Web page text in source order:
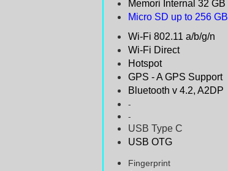
Memori Internal 32 GB
Micro SD up to 256 GB
Wi-Fi 802.11 a/b/g/n
Wi-Fi Direct
Hotspot
GPS - A GPS Support
Bluetooth v 4.2, A2DP
-
-
USB Type C
USB OTG
Fingerprint